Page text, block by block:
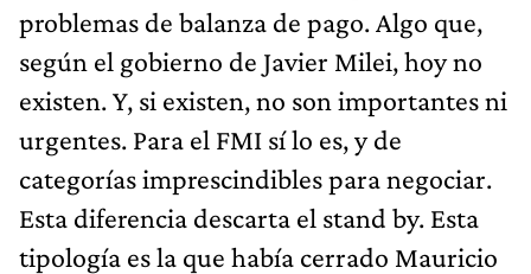
problemas de balanza de pago. Algo que,
según el gobierno de Javier Milei, hoy no
existen. Y, si existen, no son importantes ni
urgentes. Para el FMI sí lo es, y de
categorías imprescindibles para negociar.
Esta diferencia descarta el stand by. Esta
tipología es la que había cerrado Mauricio